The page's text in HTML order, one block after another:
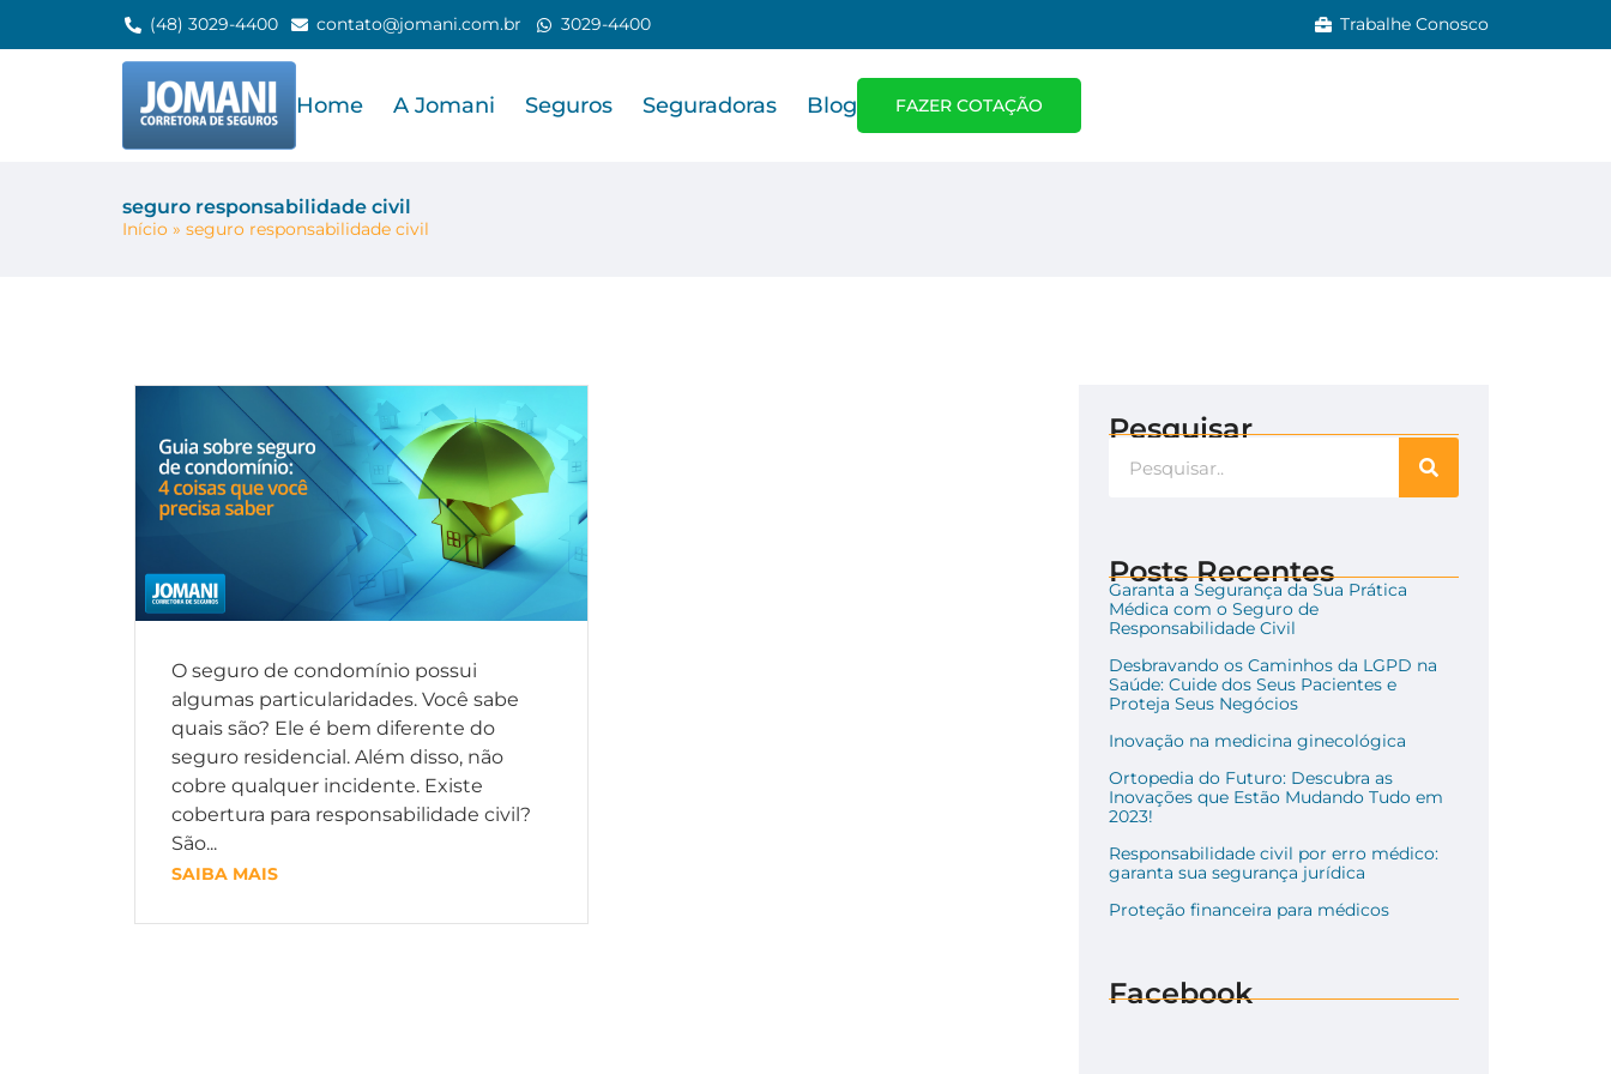
(48) 3029-4400 contato@jomani.com.br 3029-4400 Trabalhe Conosco
Home A Jomani Seguros Seguradoras Blog FAZER COTAÇÃO
seguro responsabilidade civil
Início » seguro responsabilidade civil
O seguro de condomínio possui
algumas particularidades. Você sabe
quais são? Ele é bem diferente do
seguro residencial. Além disso, não
cobre qualquer incidente. Existe
cobertura para responsabilidade civil?
São...
SAIBA MAIS
Pesquisar
Posts Recentes
Garanta a Segurança da Sua Prática
Médica com o Seguro de
Responsabilidade Civil
Desbravando os Caminhos da LGPD na
Saúde: Cuide dos Seus Pacientes e
Proteja Seus Negócios
Inovação na medicina ginecológica
Ortopedia do Futuro: Descubra as
Inovações que Estão Mudando Tudo em
2023!
Responsabilidade civil por erro médico:
garanta sua segurança jurídica
Proteção financeira para médicos
Facebook